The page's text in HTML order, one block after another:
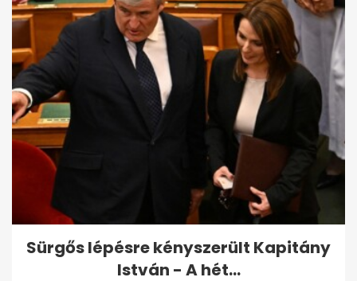
Sürgős lépésre kényszerült Kapitány
István - A hét...